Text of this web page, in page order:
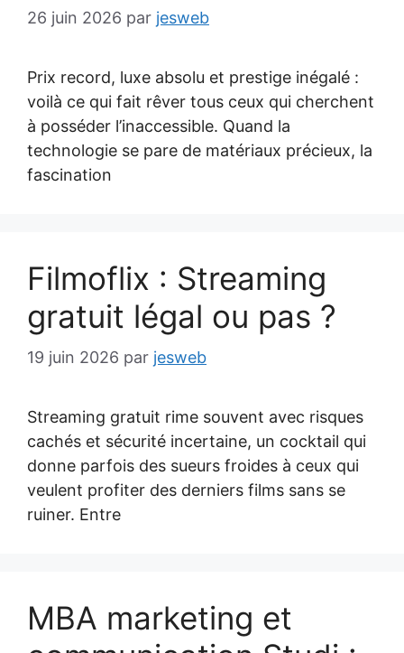
26 juin 2026 par jesweb
Prix record, luxe absolu et prestige inégalé :
voilà ce qui fait rêver tous ceux qui cherchent
à posséder l’inaccessible. Quand la
technologie se pare de matériaux précieux, la
fascination
Filmoflix : Streaming
gratuit légal ou pas ?
19 juin 2026 par jesweb
Streaming gratuit rime souvent avec risques
cachés et sécurité incertaine, un cocktail qui
donne parfois des sueurs froides à ceux qui
veulent profiter des derniers films sans se
ruiner. Entre
MBA marketing et